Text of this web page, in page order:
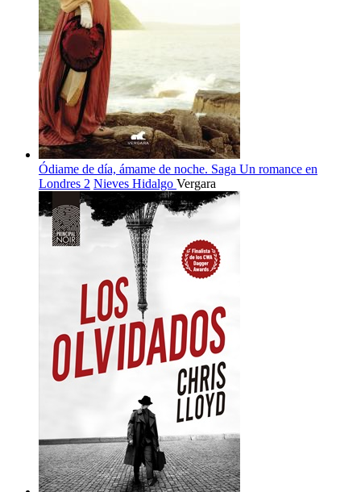
Ódiame de día, ámame de noche. Saga Un romance en
Londres 2 Nieves Hidalgo Vergara